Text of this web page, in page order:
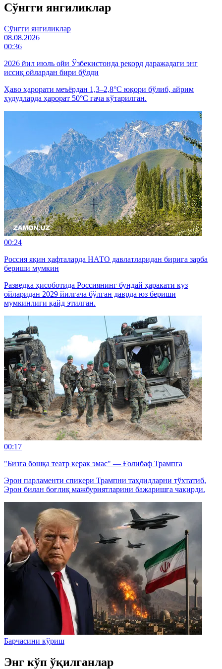
Cўнгги янгиликлар
Cўнгги янгиликлар
08.08.2026
00:36
2026 йил июль ойи Ўзбекистонда рекорд даражадаги энг
иссиқ ойлардан бири бўлди
Ҳаво ҳарорати меъёрдан 1,3–2,8°C юқори бўлиб, айрим
ҳудудларда ҳарорат 50°C гача кўтарилган.
00:24
Россия яқин ҳафталарда НАТО давлатларидан бирига зарба
бериши мумкин
Разведка ҳисоботида Россиянинг бундай ҳаракати куз
ойларидан 2029 йилгача бўлган даврда юз бериши
мумкинлиги қайд этилган.
00:17
"Бизга бошқа театр керак эмас" — Ғолибаф Трампга
Эрон парламенти спикери Трампни таҳдидларни тўхтатиб,
Эрон билан боғлиқ мажбуриятларини бажаришга чақирди.
Барчасини кўриш
Энг кўп ўқилганлар